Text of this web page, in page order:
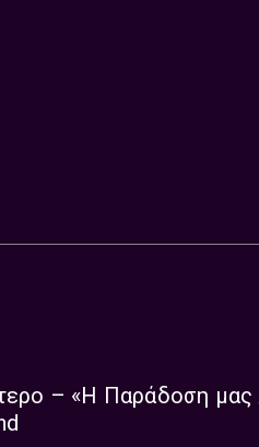
– «Η Παράδοση μας